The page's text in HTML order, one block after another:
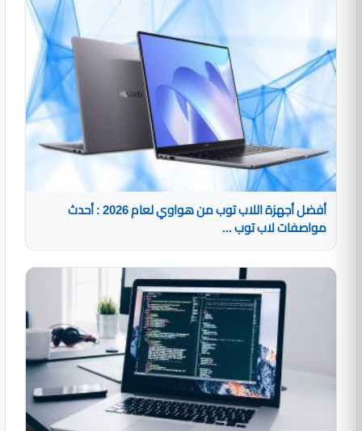
أفضل أجهزة اللاب توب من هواوي لعام 2026 : أحدث
مواصفات لاب توب ...